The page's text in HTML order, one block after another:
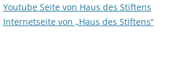
Youtube Seite von Haus des Stiftens
Internetseite von „Haus des Stiftens“